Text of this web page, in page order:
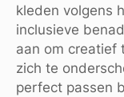
kleden volgens
inclusieve
aan om creatief
zich te
perfect passen